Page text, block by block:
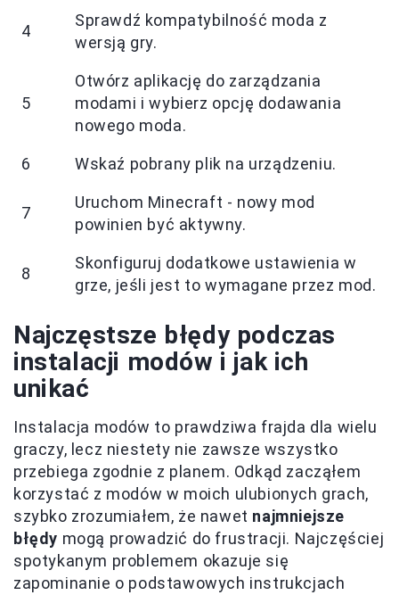
4
Sprawdź kompatybilność moda z
wersją gry.
5
Otwórz aplikację do zarządzania
modami i wybierz opcję dodawania
nowego moda.
6 Wskaź pobrany plik na urządzeniu.
7
Uruchom Minecraft - nowy mod
powinien być aktywny.
8
Skonfiguruj dodatkowe ustawienia w
grze, jeśli jest to wymagane przez mod.
Najczęstsze błędy podczas
instalacji modów i jak ich
unikać
Instalacja modów to prawdziwa frajda dla wielu
graczy, lecz niestety nie zawsze wszystko
przebiega zgodnie z planem. Odkąd zacząłem
korzystać z modów w moich ulubionych grach,
szybko zrozumiałem, że nawet najmniejsze
błędy mogą prowadzić do frustracji. Najczęściej
spotykanym problemem okazuje się
zapominanie o podstawowych instrukcjach